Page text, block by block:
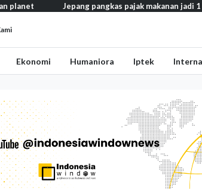
Jepang pangkas pajak makanan jadi 1 persen,
Ekonomi Humaniora Iptek